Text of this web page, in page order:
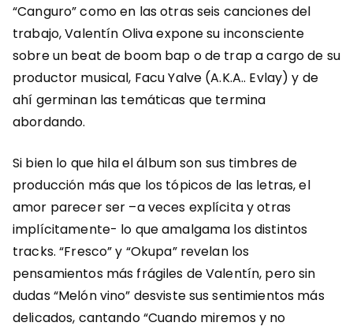
“Canguro” como en las otras seis canciones del
trabajo, Valentín Oliva expone su inconsciente
sobre un beat de boom bap o de trap a cargo de su
productor musical, Facu Yalve (A.K.A.. Evlay) y de
ahí germinan las temáticas que termina
abordando.
Si bien lo que hila el álbum son sus timbres de
producción más que los tópicos de las letras, el
amor parecer ser –a veces explícita y otras
implícitamente- lo que amalgama los distintos
tracks. “Fresco” y “Okupa” revelan los
pensamientos más frágiles de Valentín, pero sin
dudas “Melón vino” desviste sus sentimientos más
delicados, cantando “Cuando miremos y no